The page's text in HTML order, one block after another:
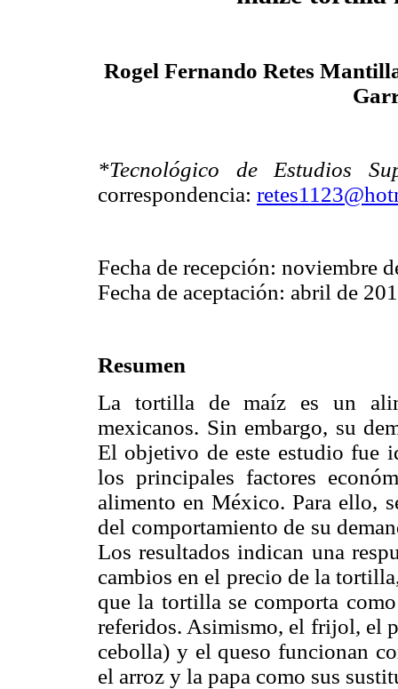
Rogel Fernando Retes
*Tecnológico de Estudios
correspondencia:
Fecha de recepción: noviembre
Fecha de aceptación: abril de
Resumen
La tortilla de maíz es un
mexicanos. Sin embargo, su
El objetivo de este estudio fue
los principales factores
alimento en México. Para ello,
del comportamiento de su
Los resultados indican una
cambios en el precio de la
que la tortilla se comporta
referidos. Asimismo, el frijol, el
cebolla) y el queso funcionan
el arroz y la papa como sus